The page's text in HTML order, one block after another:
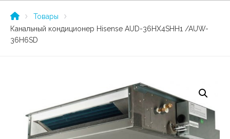
Товары
Канальный кондиционер Hisense AUD-36HX4SHH1 /AUW-
36H6SD